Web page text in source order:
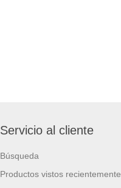
Servicio al cliente
Búsqueda
Productos vistos recientemente